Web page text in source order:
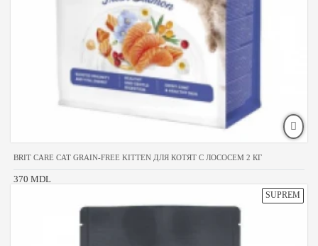
BRIT CARE CAT GRAIN-FREE KITTEN ДЛЯ КОТЯТ С ЛОСОСЕМ 2 КГ
370 MDL